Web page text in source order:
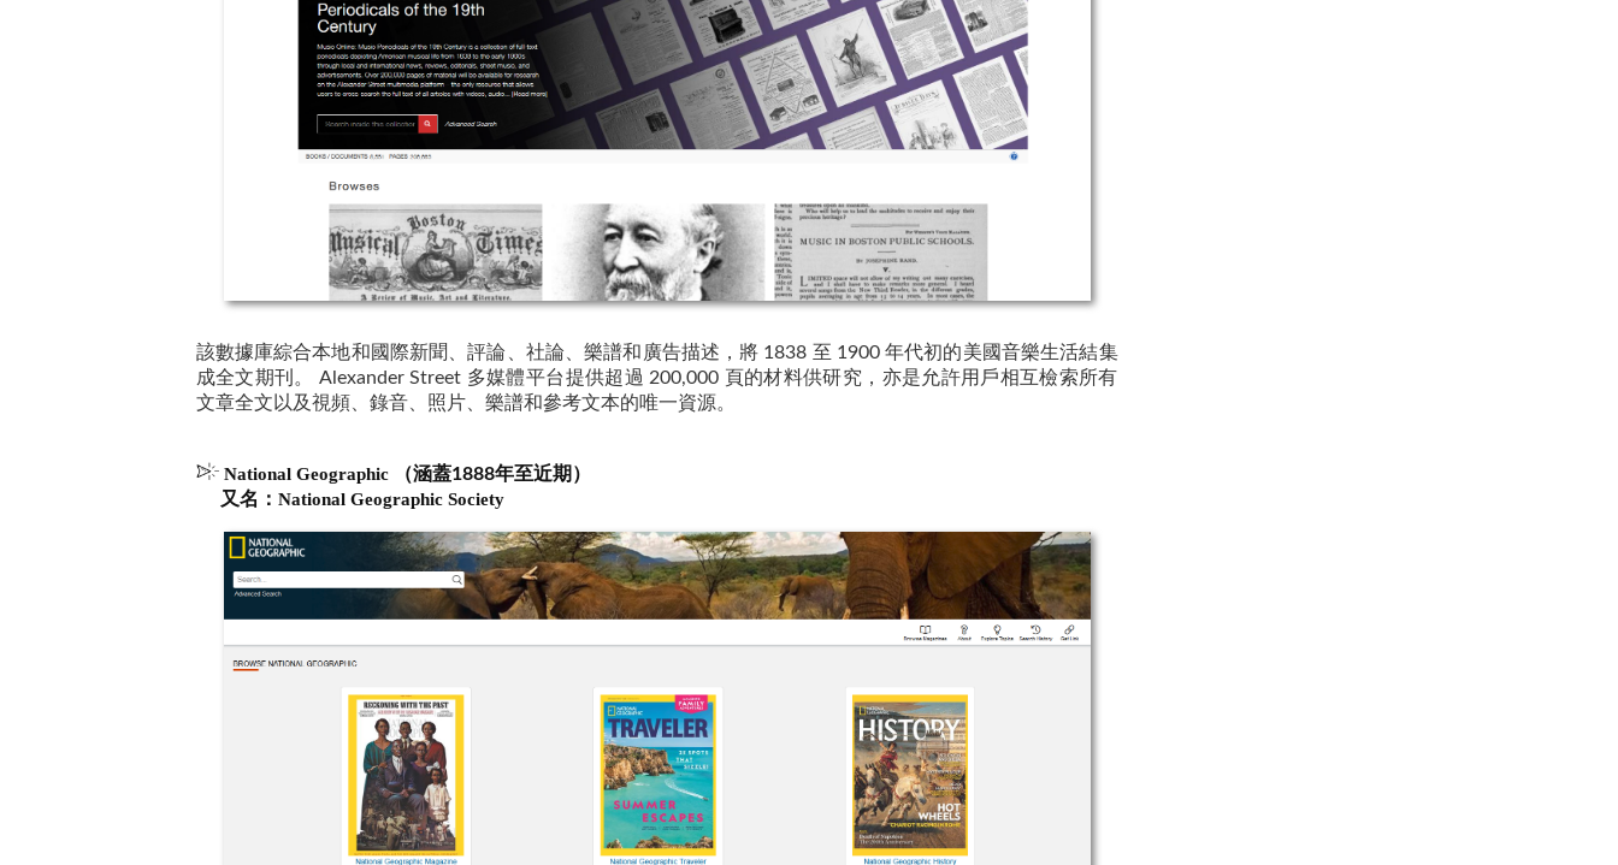
該數據庫綜合本地和國際新聞、評論、社論、樂譜和廣告描述，將 1838 至 1900 年代初的美國音樂生活結集
成全文期刊。 Alexander Street 多媒體平台提供超過 200,000 頁的材料供研究，亦是允許用戶相互檢索所有
文章全文以及視頻、錄音、照片、樂譜和參考文本的唯一資源。
National Geographic
（涵蓋1888年至近期）
又名： National Geographic Society